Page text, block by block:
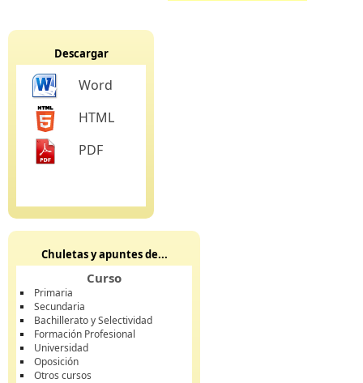
Descargar
Word
HTML
PDF
Chuletas y apuntes de...
Curso
Primaria
Secundaria
Bachillerato y Selectividad
Formación Profesional
Universidad
Oposición
Otros cursos